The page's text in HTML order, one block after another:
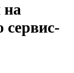
на
сервис-